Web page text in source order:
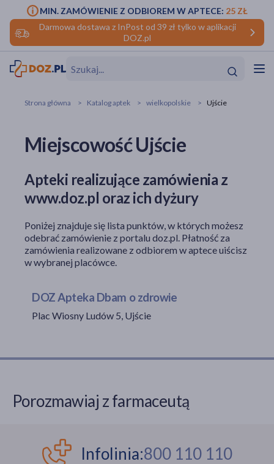
Darmowa dostawa z InPost od 39 zł tylko w aplikacji
DOZ.pl
MIN. ZAMÓWIENIE Z ODBIOREM W APTECE: 25 ZŁ
makijażu
Strona główna Katalog aptek wielkopolskie Ujście
Miejscowość Ujście
Apteki realizujące zamówienia z
www.doz.pl oraz ich dyżury
Poniżej znajduje się lista punktów, w których możesz
odebrać zamówienie z portalu doz.pl. Płatność za
zamówienia realizowane z odbiorem w aptece uiścisz
w wybranej placówce.
DOZ Apteka Dbam o zdrowie
Plac Wiosny Ludów 5, Ujście
Porozmawiaj z farmaceutą
Infolinia:800 110 110